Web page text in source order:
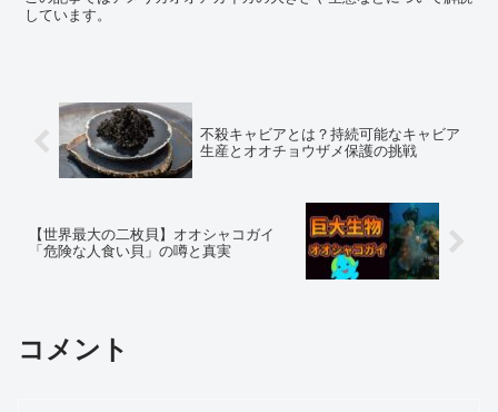
しています。
不殺キャビアとは？持続可能なキャビア
生産とオオチョウザメ保護の挑戦
【世界最大の二枚貝】オオシャコガイ
「危険な人食い貝」の噂と真実
コメント